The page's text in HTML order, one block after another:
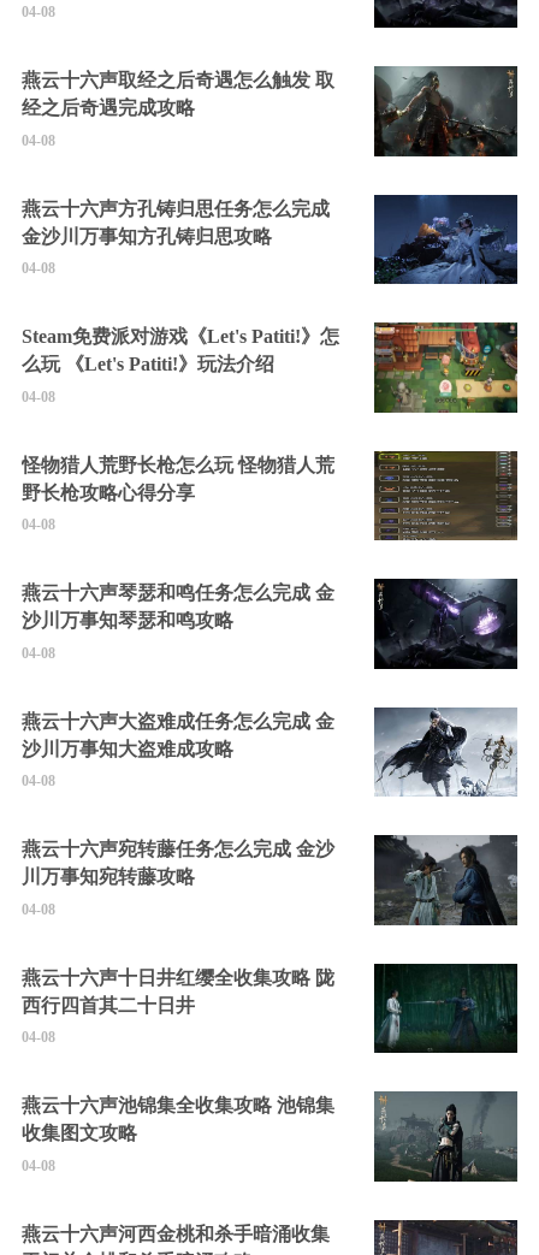
04-08
燕云十六声取经之后奇遇怎么触发 取
经之后奇遇完成攻略
04-08
燕云十六声方孔铸归思任务怎么完成
金沙川万事知方孔铸归思攻略
04-08
Steam免费派对游戏《Let's Patiti!》怎
么玩 《Let's Patiti!》玩法介绍
04-08
怪物猎人荒野长枪怎么玩 怪物猎人荒
野长枪攻略心得分享
04-08
燕云十六声琴瑟和鸣任务怎么完成 金
沙川万事知琴瑟和鸣攻略
04-08
燕云十六声大盗难成任务怎么完成 金
沙川万事知大盗难成攻略
04-08
燕云十六声宛转藤任务怎么完成 金沙
川万事知宛转藤攻略
04-08
燕云十六声十日井红缨全收集攻略 陇
西行四首其二十日井
04-08
燕云十六声池锦集全收集攻略 池锦集
收集图文攻略
04-08
燕云十六声河西金桃和杀手暗涌收集